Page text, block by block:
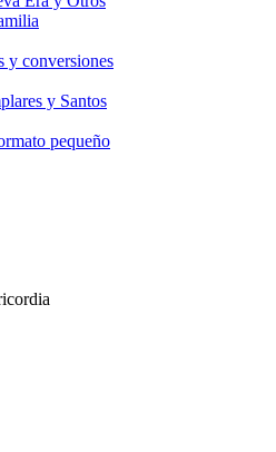
y conversiones
y Santos
pequeño